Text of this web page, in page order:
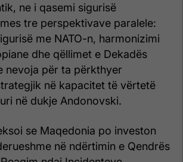
ne i qasemi sigurisë
tre perspektivave paralele:
me NATO-n, harmonizimi
dhe qëllimet e Dekadës
nevoja për ta përkthyer
në kapacitet të vërtetë
në dukje Andonovski.
se Maqedonia po investon
në ndërtimin e Qendrës